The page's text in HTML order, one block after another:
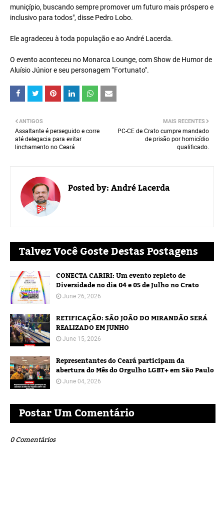
muniçípio, buscando sempre promover um futuro mais próspero e
inclusivo para todos", disse Pedro Lobo.
Ele agradeceu à toda população e ao André Lacerda.
O evento aconteceu no Monarca Lounge, com Show de Humor de
Aluísio Júnior e seu personagem “Fortunato".
MAIS RECENTES
PC-CE de Crato cumpre mandado
de prisão por homicídio
qualificado.
ANTIGOS
Assaltante é perseguido e corre
até delegacia para evitar
linchamento no Ceará
Posted by:André Lacerda
Talvez Você Goste Destas Postagens
CONECTA CARIRI: Um evento repleto de
Diversidade no dia 04 e 05 de Julho no Crato
June 26, 2026
RETIFICAÇÃO: SÃO JOÃO DO MIRANDÃO SERÁ
REALIZADO EM JUNHO
June 15, 2026
Representantes do Ceará participam da
abertura do Mês do Orgulho LGBT+ em São Paulo
June 04, 2026
Postar Um Comentário
0 Comentários